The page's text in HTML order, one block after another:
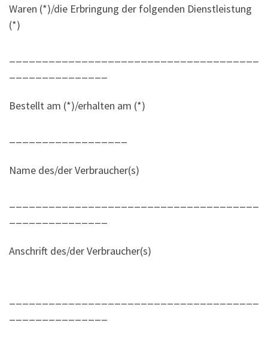
Waren (*)/die Erbringung der folgenden Dienstleistung
(*)
Bestellt am (*)/erhalten am (*)
Name des/der Verbraucher(s)
Anschrift des/der Verbraucher(s)